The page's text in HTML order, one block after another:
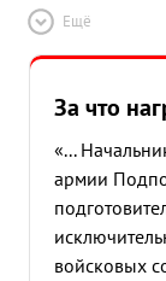
Ещё
За что
«...
армии
войсковых